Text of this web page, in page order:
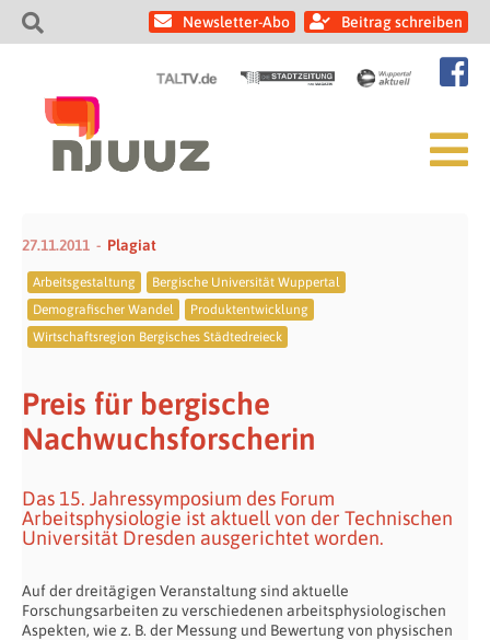
Newsletter-Abo Beitrag schreiben
27.11.2011 Plagiat
Arbeitsgestaltung
Bergische Universität Wuppertal
Demografischer Wandel
Produktentwicklung
Wirtschaftsregion Bergisches Städtedreieck
Preis für bergische
Nachwuchsforscherin
Das 15. Jahressymposium des Forum
Arbeitsphysiologie ist aktuell von der Technischen
Universität Dresden ausgerichtet worden.
Auf der dreitägigen Veranstaltung sind aktuelle
Forschungsarbeiten zu verschiedenen arbeitsphysiologischen
Aspekten, wie z. B. der Messung und Bewertung von physischen